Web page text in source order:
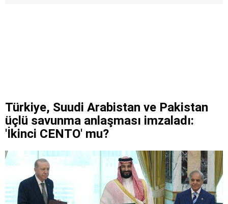
Türkiye, Suudi Arabistan ve Pakistan
üçlü savunma anlaşması imzaladı:
'İkinci CENTO' mu?